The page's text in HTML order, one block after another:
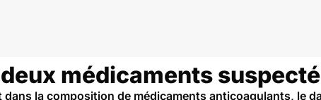
médicaments
la composition de médicaments anticoagulants, le